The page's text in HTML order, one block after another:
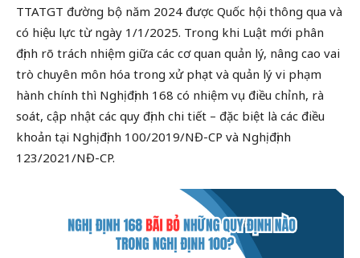
TTATGT đường bộ năm 2024 được Quốc hội thông qua và
có hiệu lực từ ngày 1/1/2025. Trong khi Luật mới phân
định rõ trách nhiệm giữa các cơ quan quản lý, nâng cao vai
trò chuyên môn hóa trong xử phạt và quản lý vi phạm
hành chính thì Nghị định 168 có nhiệm vụ điều chỉnh, rà
soát, cập nhật các quy định chi tiết – đặc biệt là các điều
khoản tại Nghị định 100/2019/NĐ-CP và Nghị định
123/2021/NĐ-CP.